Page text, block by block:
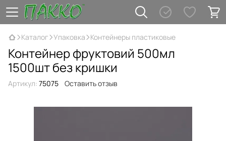
Каталог Упаковка Контейнеры пластиковые
Контейнер фруктовий 500мл
1500шт без кришки
Артикул: 75075 Оставить отзыв